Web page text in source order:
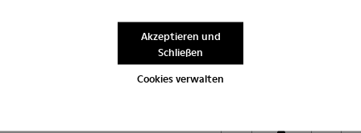
Cookies verwalten
Akzeptieren und
Schließen
Bewertung übersetzen
Einstellung